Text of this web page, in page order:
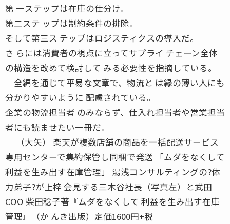
第 一ステップは在庫の仕分け。
第二ステ ップは制約条件の排除。
そして第三ス テップはロジスティクスの導入だ。
さ らには消費者の視点に立ってサプライ チェーン全体
の構造を改めて検討して みる必要性を指摘している。
全編を通じて平易な文章で、物流と は縁の薄い人にも
分かりやすいように 配慮されている。
企業の物流担当者 のみならず、仕入れ担当者や営業担当
者にも読ませたい一冊だ。
（大矢） 楽天が複数店舗の商品を一括配送サービス
専用センターで集約保管し同梱で発送 「ムダをなくして
利益を生み出す在庫管理」 湯浅コンサルティングの?体
力弟子?が上梓 会見する三木谷社長（写真左）と武田
COO 柴田稔子著『ムダをなくして 利益を生み出す在庫
管理』（か んき出版）定価1600円+税